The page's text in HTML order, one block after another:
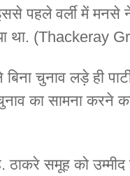
पहले वर्ली में
था. (Thackeray
चुनाव लड़े ही
का सामना करने
समूह को उम्मीद